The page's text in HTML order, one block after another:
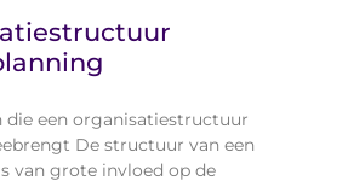
die een organisatiestructuur
De structuur van een
van grote invloed op de